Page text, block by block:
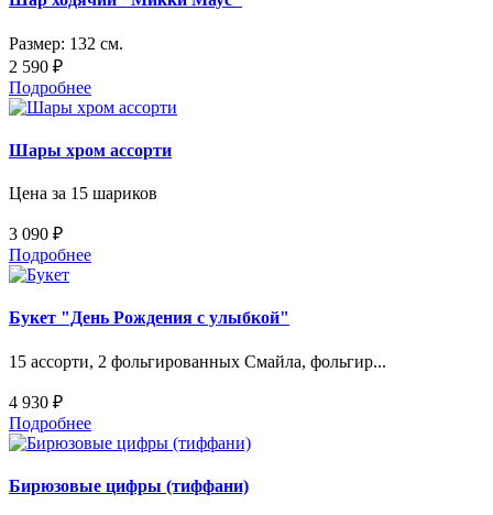
Размер: 132 см.
2 590 ₽
Подробнее
Шары хром ассорти
Цена за 15 шариков
3 090 ₽
Подробнее
Букет "День Рождения с улыбкой"
15 ассорти, 2 фольгированных Смайла, фольгир...
4 930 ₽
Подробнее
Бирюзовые цифры (тиффани)